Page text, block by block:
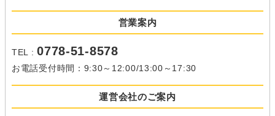
営業案内
TEL :0778-51-8578
お電話受付時間：9:30～12:00/13:00～17:30
運営会社のご案内